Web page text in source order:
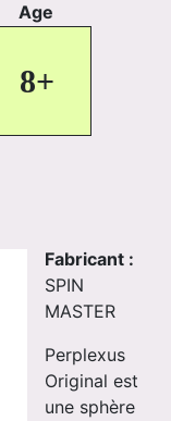
Age
8+
Fabricant :
SPIN
MASTER
Perplexus
Original est
une sphère